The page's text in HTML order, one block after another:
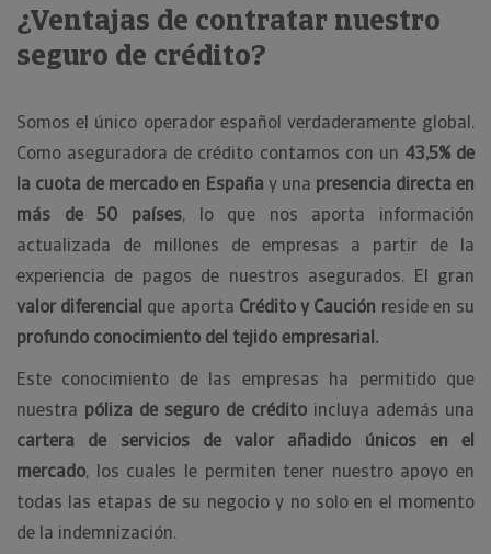
¿Ventajas de contratar nuestro
seguro de crédito?
Somos el único operador español verdaderamente global.
Como aseguradora de crédito contamos con un 43,5% de
la cuota de mercado en España y una presencia directa en
más de 50 países, lo que nos aporta información
actualizada de millones de empresas a partir de la
experiencia de pagos de nuestros asegurados. El gran
valor diferencial que aporta Crédito y Caución reside en su
profundo conocimiento del tejido empresarial.
Este conocimiento de las empresas ha permitido que
nuestra póliza de seguro de crédito incluya además una
cartera de servicios de valor añadido únicos en el
mercado, los cuales le permiten tener nuestro apoyo en
todas las etapas de su negocio y no solo en el momento
de la indemnización.